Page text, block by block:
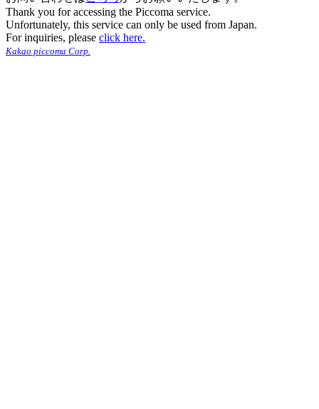
Thank you for accessing the Piccoma service.
Unfortunately, this service can only be used from Japan.
For inquiries, please click here.
Kakao piccoma Corp.